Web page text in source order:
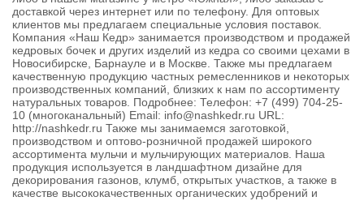
доставкой через интернет или по телефону. Для оптовых
клиентов мы предлагаем специальные условия поставок.
Компания «Наш Кедр» занимается производством и продажей
кедровых бочек и других изделий из кедра со своими цехами в
Новосибирске, Барнауле и в Москве. Также мы предлагаем
качественную продукцию частных ремесленников и некоторых
производственных компаний, близких к нам по ассортименту
натуральных товаров. Подробнее: Телефон: +7 (499) 704-25-
10 (многоканальный) Email: info@nashkedr.ru URL:
http://nashkedr.ru Также мы занимаемся заготовкой,
производством и оптово-розничной продажей широкого
ассортимента мульчи и мульчирующих материалов. Наша
продукция используется в ландшафтном дизайне для
декорирования газонов, клумб, открытых участков, а также в
качестве высококачественных органических удобрений и